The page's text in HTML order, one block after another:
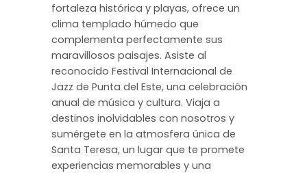
fortaleza histórica y playas, ofrece un
clima templado húmedo que
complementa perfectamente sus
maravillosos paisajes. Asiste al
reconocido Festival Internacional de
Jazz de Punta del Este, una celebración
anual de música y cultura. Viaja a
destinos inolvidables con nosotros y
sumérgete en la atmosfera única de
Santa Teresa, un lugar que te promete
experiencias memorables y una